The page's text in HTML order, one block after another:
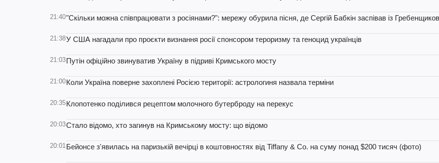
21:40"Скільки можна співпрацювати з росіянами?": мережу обурила пісня, де Сергій Бабкін заспівав із
21:38У США нагадали про проєкти визнання росії спонсором тероризму та геноцид українців
21:03Путін офіційно звинуватив Україну в підриві Кримського мосту
21:00Коли Україна поверне захоплені Росією території: астрологиня назвала терміни
20:35Клопотенко поділився рецептом молочного бутерброду на перекус
20:03Стало відомо, хто загинув на Кримському мосту: що відомо
20:01Бейонсе з'явилась на паризькій вечірці в коштовностях від Tiffany & Co. на суму понад $200 тисяч (фото)